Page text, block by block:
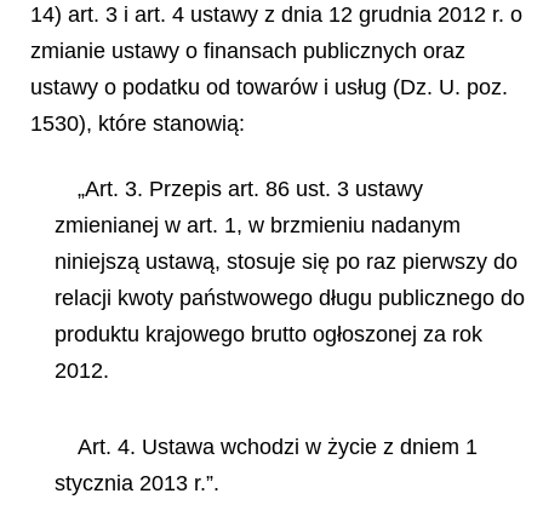
14) art. 3 i art. 4 ustawy z dnia 12 grudnia 2012 r. o
zmianie ustawy o finansach publicznych oraz
ustawy o podatku od towarów i usług (Dz. U. poz.
1530), które stanowią:
„Art. 3. Przepis art. 86 ust. 3 ustawy
zmienianej w art. 1, w brzmieniu nadanym
niniejszą ustawą, stosuje się po raz pierwszy do
relacji kwoty państwowego długu publicznego do
produktu krajowego brutto ogłoszonej za rok
2012.
Art. 4. Ustawa wchodzi w życie z dniem 1
stycznia 2013 r.”.